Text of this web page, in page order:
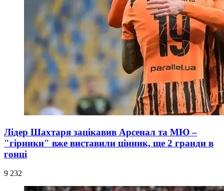
Лідер Шахтаря зацікавив Арсенал та МЮ –
"гірники" вже виставили цінник, ще 2 гранди в
гонці
9 232